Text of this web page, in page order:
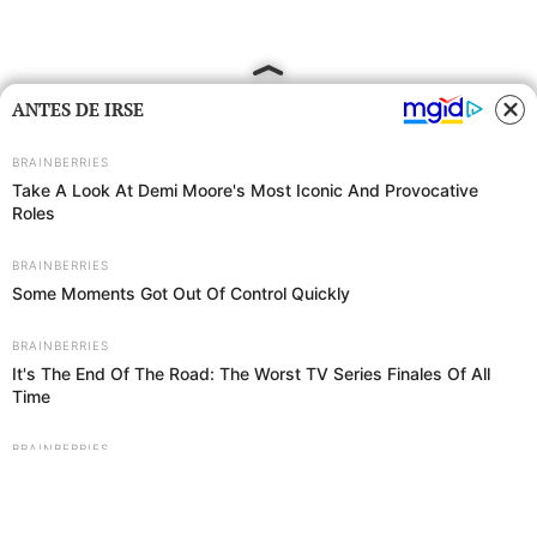
ANTES DE IRSE